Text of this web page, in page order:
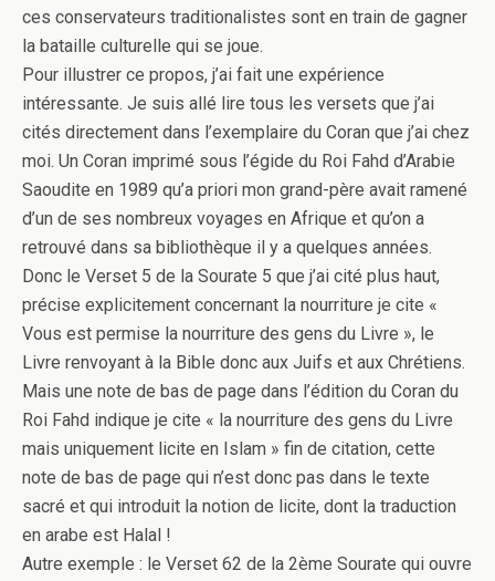
ces conservateurs traditionalistes sont en train de gagner
la bataille culturelle qui se joue.
Pour illustrer ce propos, j’ai fait une expérience
intéressante. Je suis allé lire tous les versets que j’ai
cités directement dans l’exemplaire du Coran que j’ai chez
moi. Un Coran imprimé sous l’égide du Roi Fahd d’Arabie
Saoudite en 1989 qu’a priori mon grand-père avait ramené
d’un de ses nombreux voyages en Afrique et qu’on a
retrouvé dans sa bibliothèque il y a quelques années.
Donc le Verset 5 de la Sourate 5 que j’ai cité plus haut,
précise explicitement concernant la nourriture je cite «
Vous est permise la nourriture des gens du Livre », le
Livre renvoyant à la Bible donc aux Juifs et aux Chrétiens.
Mais une note de bas de page dans l’édition du Coran du
Roi Fahd indique je cite « la nourriture des gens du Livre
mais uniquement licite en Islam » fin de citation, cette
note de bas de page qui n’est donc pas dans le texte
sacré et qui introduit la notion de licite, dont la traduction
en arabe est Halal !
Autre exemple : le Verset 62 de la 2ème Sourate qui ouvre